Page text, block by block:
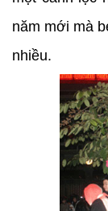
năm mới mà
nhiều.